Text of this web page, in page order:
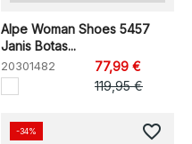
Alpe Woman Shoes 5457
Janis Botas...
20301482
77,99 €
119,95 €
-34% favorite_border